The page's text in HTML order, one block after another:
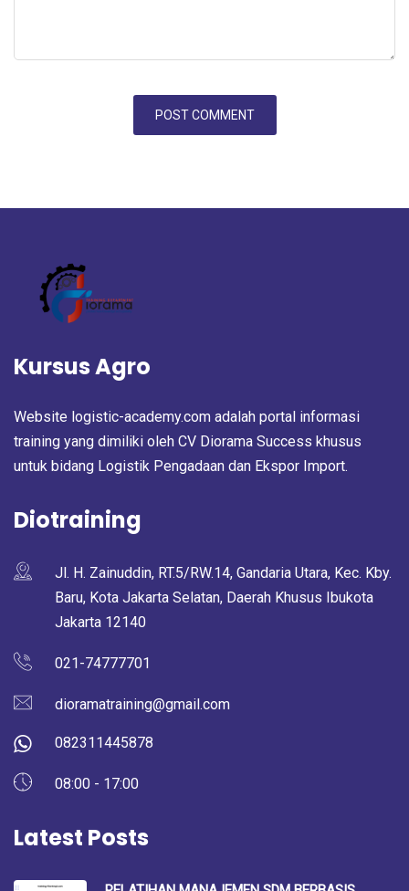
Kursus Agro
Website logistic-academy.com adalah portal informasi
training yang dimiliki oleh CV Diorama Success khusus
untuk bidang Logistik Pengadaan dan Ekspor Import.
Diotraining
Jl. H. Zainuddin, RT.5/RW.14, Gandaria Utara, Kec. Kby.
Baru, Kota Jakarta Selatan, Daerah Khusus Ibukota
Jakarta 12140
021-74777701
dioramatraining@gmail.com
082311445878
08:00 - 17:00
Latest Posts